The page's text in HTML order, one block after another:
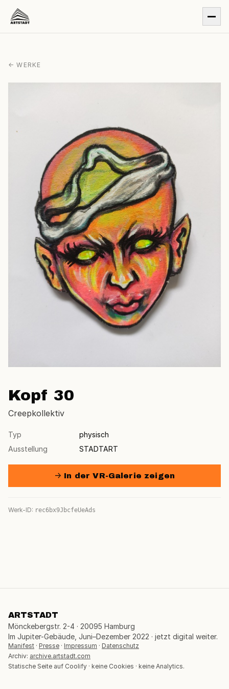
← WERKE
Kopf 30
Creepkollektiv
Typ
physisch
Ausstellung
STADTART
→ In der VR-Galerie zeigen
Werk-ID: rec6bx9JbcfeUeAds
ARTSTADT
Mönckebergstr. 2-4 · 20095 Hamburg
Im Jupiter-Gebäude, Juni–Dezember 2022 · jetzt digital weiter.
Manifest · Presse · Impressum · Datenschutz
Archiv: archive.artstadt.com
Statische Seite auf Coolify · keine Cookies · keine Analytics.